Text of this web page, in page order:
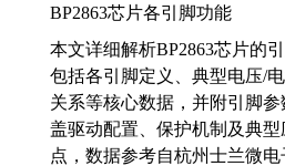
BP2863芯片各引脚功能
本文详细解析BP2863芯片的
包括各引脚定义、典型电压/
关系等核心数据，并附引脚
盖驱动配置、保护机制及典
点，数据参考自杭州士兰微